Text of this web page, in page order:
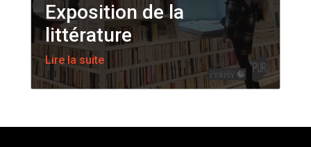
Exposition de la
littérature
Lire la suite